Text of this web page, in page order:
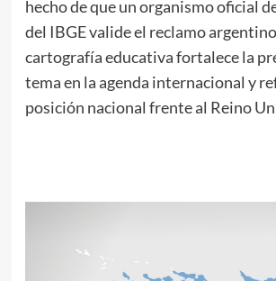
hecho de que un organismo oficial
del IBGE valide el reclamo
cartografía educativa fortalece la
tema en la agenda internacional y
posición nacional frente al Reino